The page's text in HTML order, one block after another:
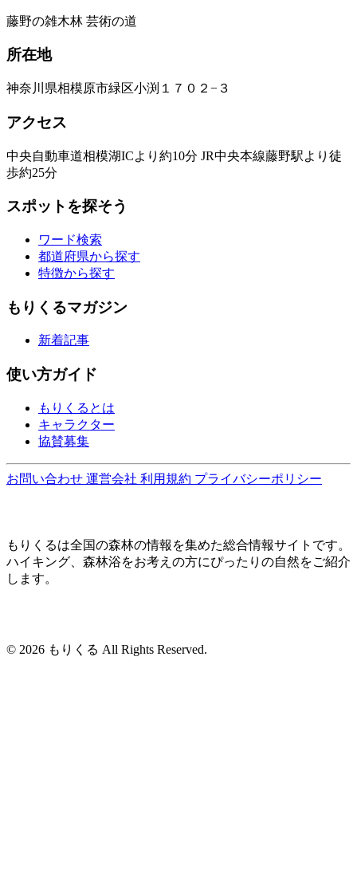
藤野の雑木林 芸術の道
所在地
神奈川県相模原市緑区小渕１７０２−３
アクセス
中央自動車道相模湖ICより約10分 JR中央本線藤野駅より徒
歩約25分
スポットを探そう
ワード検索
都道府県から探す
特徴から探す
もりくるマガジン
新着記事
使い方ガイド
もりくるとは
キャラクター
協賛募集
お問い合わせ 運営会社 利用規約 プライバシーポリシー
もりくるは全国の森林の情報を集めた総合情報サイトです。
ハイキング、森林浴をお考えの方にぴったりの自然をご紹介
します。
© 2026 もりくる All Rights Reserved.